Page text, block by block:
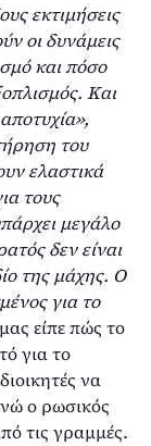
εκτιμήσεις
οι δυνάμεις
και πόσο
Και
του
ελαστικά
τους
μεγάλο
δεν είναι
της μάχης. Ο
για το
είπε πώς το
για το
να
ο ρωσικός
τις γραμμές.